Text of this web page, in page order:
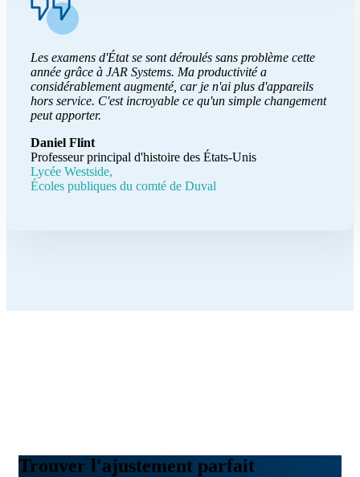
Les examens d'État se sont déroulés sans problème cette
année grâce à JAR Systems. Ma productivité a
considérablement augmenté, car je n'ai plus d'appareils
hors service. C'est incroyable ce qu'un simple changement
peut apporter.
Daniel Flint
Professeur principal d'histoire des États-Unis
Lycée Westside,
Écoles publiques du comté de Duval
Trouver l'ajustement parfait